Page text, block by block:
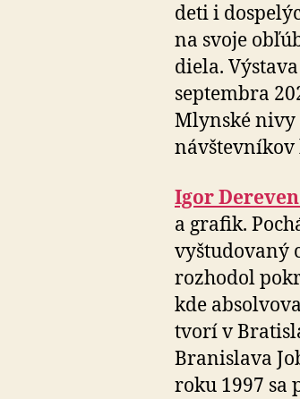
deti i
na svoje
diela.
septembra
Mlynské nivy
návštevníkov
Igor
a grafik.
vyštudovaný
rozhodol
kde
tvorí v
Branislava
roku 1997 sa